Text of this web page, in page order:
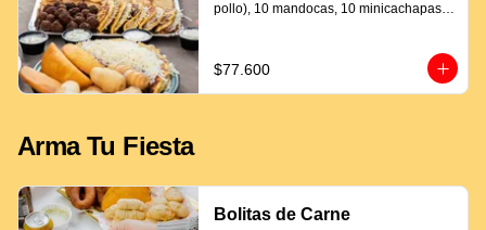
pollo), 10 mandocas, 10 minicachapas y
$77.600
Arma Tu Fiesta
Bolitas de Carne